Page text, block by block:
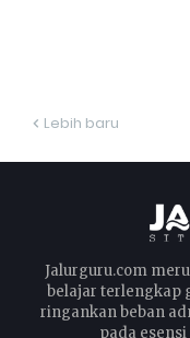
Lebih baru
Jalurguru.com
belajar terlengkap
ringankan beban
pada